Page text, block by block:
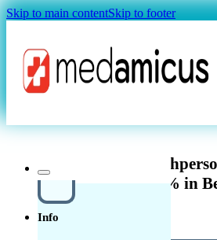
Skip to main contentSkip to footer
Magazin
Info
Diplomierte
60-100% in